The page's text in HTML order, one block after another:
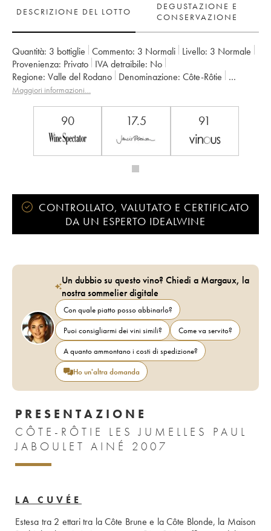
DESCRIZIONE DEL LOTTO
DEGUSTAZIONE E
CONSERVAZIONE
Quantità: 3 bottiglie Commento: 3 Normali Livello: 3 Normale
Provenienza:
privato IVA detraibile:
no
Regione:
Valle del Rodano Denominazione:
Côte-Rôtie
Proprietario: Paul Jaboulet Ainé
Maggiori informazioni…
90 17.5 91
CONTROLLATO, VALUTATO E CERTIFICATO
DA UN ESPERTO IDEALWINE
Un dubbio su questo vino? Chiedi a Margaux, la
nostra sommelier digitale
Con quale piatto posso abbinarlo?
Puoi consigliarmi dei vini simili?
Come va servito?
A quanto ammontano i costi di spedizione?
Ho un'altra domanda
PRESENTAZIONE
CÔTE-RÔTIE LES JUMELLES PAUL
JABOULET AINÉ 2007
LA CUVÉE
Estesa tra 2 ettari tra la Côte Brune e la Côte Blonde, la Maison